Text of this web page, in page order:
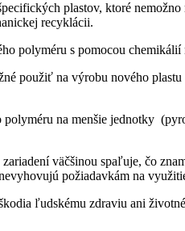
plastov, ktoré
recyklácii.
polyméru s pomocou
použiť na výrobu nového
polyméru na menšie jednotky
väčšinou spaľuje, čo
požiadavkám na
ľudskému zdraviu ani